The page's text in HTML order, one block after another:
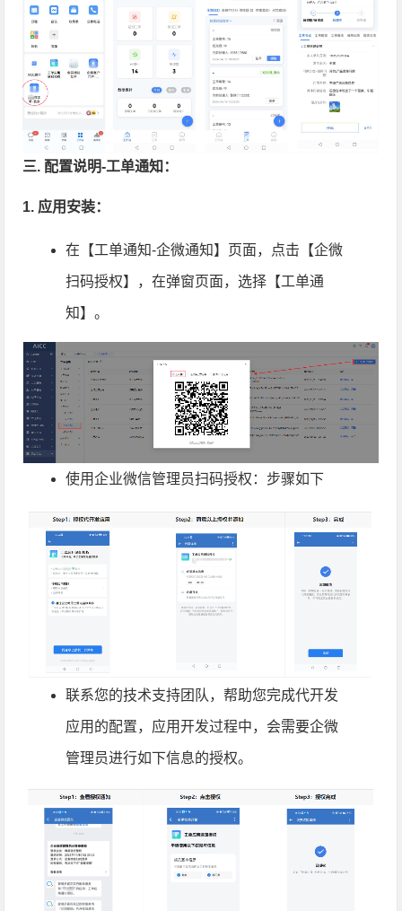
三. 配置说明-工单通知：
1. 应用安装：
在【工单通知-企微通知】页面，点击【企微
扫码授权】，在弹窗页面，选择【工单通
知】。
使用企业微信管理员扫码授权：步骤如下
联系您的技术支持团队，帮助您完成代开发
应用的配置，应用开发过程中，会需要企微
管理员进行如下信息的授权。